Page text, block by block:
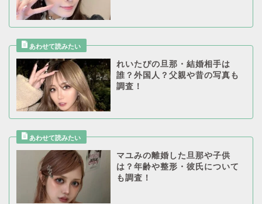
れいたぴの旦那・結婚相手は
誰？外国人？父親や昔の写真も
調査！
マユみの離婚した旦那や子供
は？年齢や整形・彼氏について
も調査！